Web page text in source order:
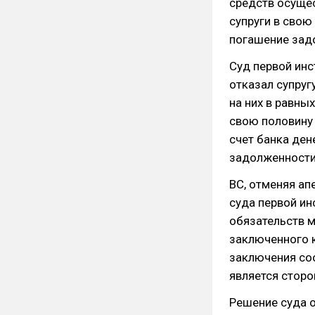
супруги в
погашение
Суд первой
отказал
на них в
свою
счет банка
ВС, отменяя
суда первой
обязательств
заключенного
заключения
является
Решение суда